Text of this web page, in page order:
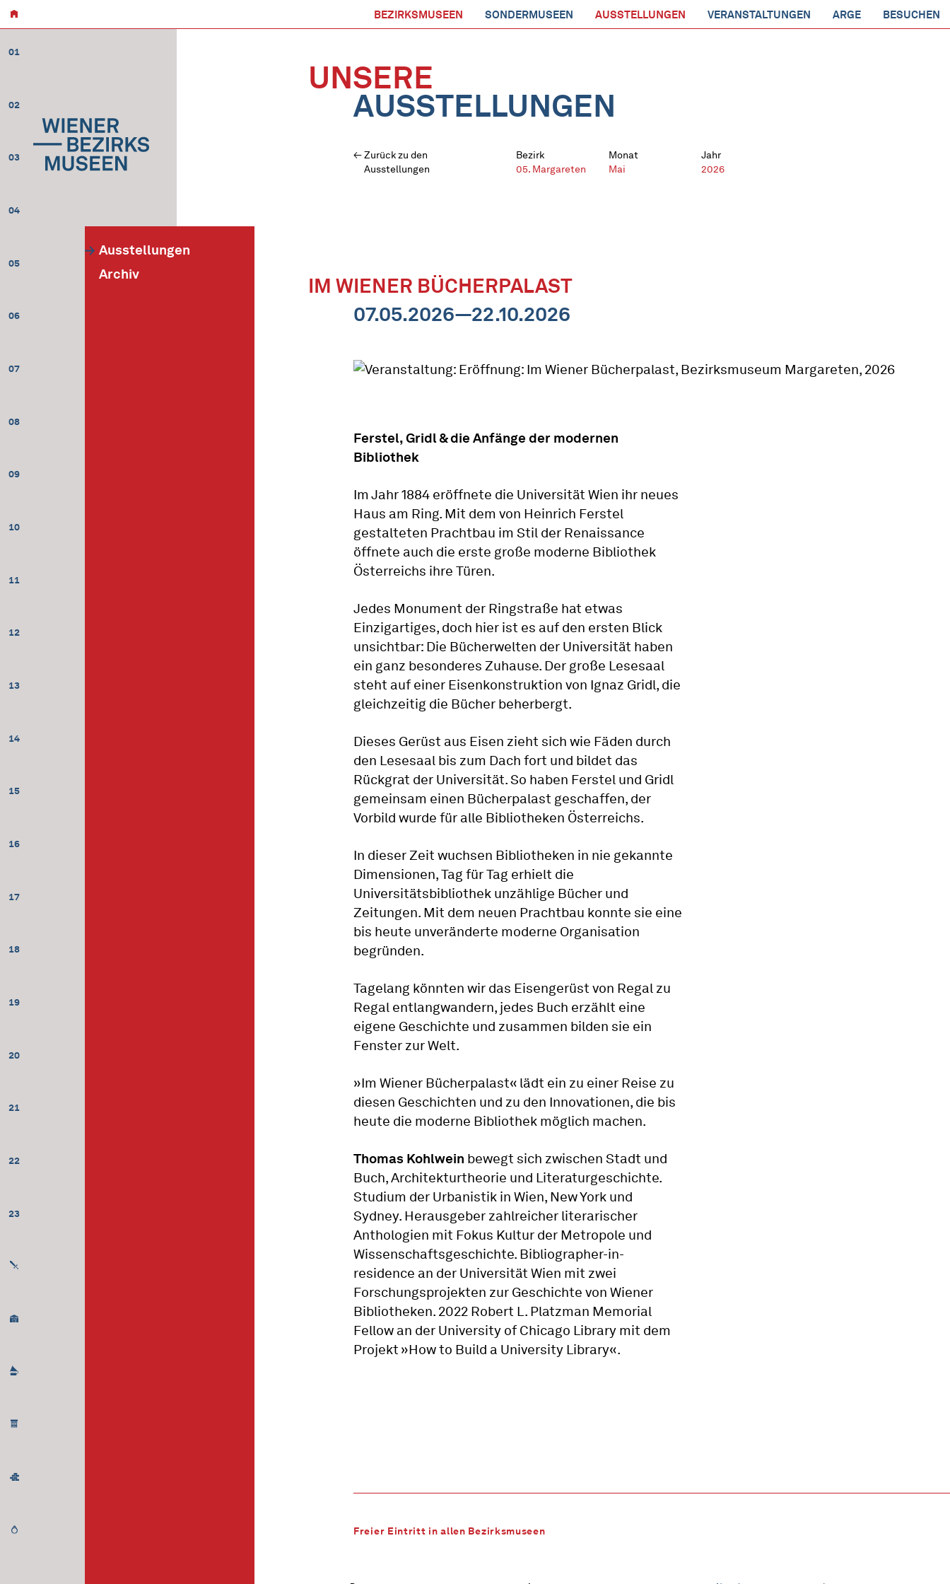
BEZIRKSMUSEEN SONDERMUSEEN AUSSTELLUNGEN VERANSTALTUNGEN ARGE BESUCHEN
01
02
03
04
05
06
07
08
09
10
11
12
13
14
15
16
17
18
19
20
21
22
23
Ausstellungen
Archiv
UNSERE
AUSSTELLUNGEN
Zurück zu den
Ausstellungen
Bezirk
05. Margareten
Monat
Mai
Jahr
2026
IM WIENER BÜCHERPALAST
07.05.2026—22.10.2026
Ferstel, Gridl & die Anfänge der modernen
Bibliothek
Im Jahr 1884 eröffnete die Universität Wien ihr neues
Haus am Ring. Mit dem von Heinrich Ferstel
gestalteten Prachtbau im Stil der Renaissance
öffnete auch die erste große moderne Bibliothek
Österreichs ihre Türen.
Jedes Monument der Ringstraße hat etwas
Einzigartiges, doch hier ist es auf den ersten Blick
unsichtbar: Die Bücherwelten der Universität haben
ein ganz besonderes Zuhause. Der große Lesesaal
steht auf einer Eisenkonstruktion von Ignaz Gridl, die
gleichzeitig die Bücher beherbergt.
Dieses Gerüst aus Eisen zieht sich wie Fäden durch
den Lesesaal bis zum Dach fort und bildet das
Rückgrat der Universität. So haben Ferstel und Gridl
gemeinsam einen Bücherpalast geschaffen, der
Vorbild wurde für alle Bibliotheken Österreichs.
In dieser Zeit wuchsen Bibliotheken in nie gekannte
Dimensionen, Tag für Tag erhielt die
Universitätsbibliothek unzählige Bücher und
Zeitungen. Mit dem neuen Prachtbau konnte sie eine
bis heute unveränderte moderne Organisation
begründen.
Tagelang könnten wir das Eisengerüst von Regal zu
Regal entlangwandern, jedes Buch erzählt eine
eigene Geschichte und zusammen bilden sie ein
Fenster zur Welt.
»Im Wiener Bücherpalast« lädt ein zu einer Reise zu
diesen Geschichten und zu den Innovationen, die bis
heute die moderne Bibliothek möglich machen.
Thomas Kohlwein bewegt sich zwischen Stadt und
Buch, Architekturtheorie und Literaturgeschichte.
Studium der Urbanistik in Wien, New York und
Sydney. Herausgeber zahlreicher literarischer
Anthologien mit Fokus Kultur der Metropole und
Wissenschaftsgeschichte. Bibliographer-in-
residence an der Universität Wien mit zwei
Forschungsprojekten zur Geschichte von Wiener
Bibliotheken. 2022 Robert L. Platzman Memorial
Fellow an der University of Chicago Library mit dem
Projekt »How to Build a University Library«.
Freier Eintritt in allen Bezirksmuseen